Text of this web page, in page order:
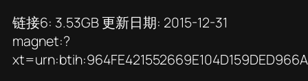
链接6: 3.53GB 更新日期: 2015-12-31
magnet:?